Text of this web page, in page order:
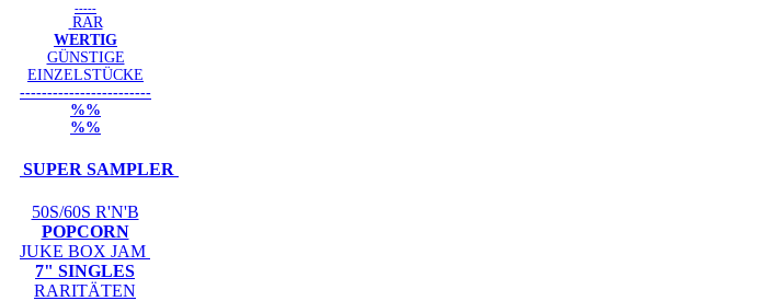
-----
RAR
WERTIG
GÜNSTIGE
EINZELSTÜCKE
------------------------
%%
%%
SUPER SAMPLER
50S/60S R'N'B
POPCORN
JUKE BOX JAM
7" SINGLES
RARITÄTEN